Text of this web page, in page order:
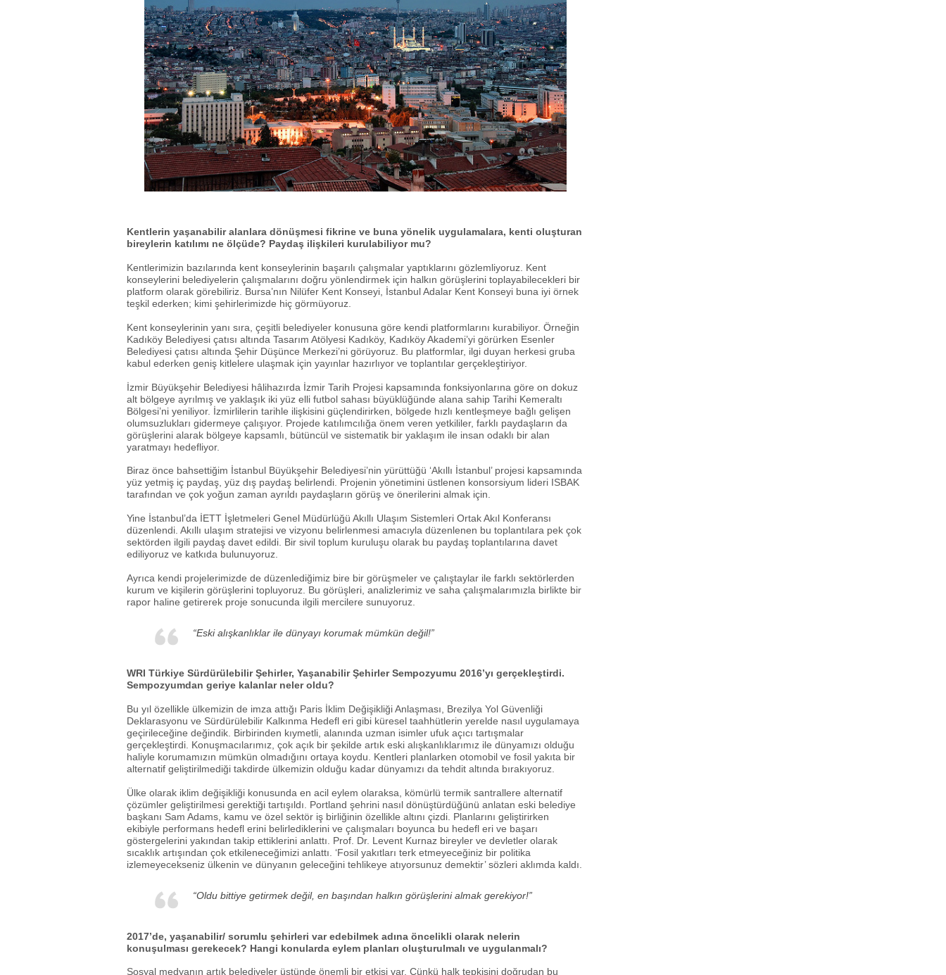
Kentlerin yaşanabilir alanlara dönüşmesi fikrine ve buna yönelik uygulamalara, kenti oluşturan
bireylerin katılımı ne ölçüde? Paydaş ilişkileri kurulabiliyor mu?
Kentlerimizin bazılarında kent konseylerinin başarılı çalışmalar yaptıklarını gözlemliyoruz. Kent
konseylerini belediyelerin çalışmalarını doğru yönlendirmek için halkın görüşlerini toplayabilecekleri bir
platform olarak görebiliriz. Bursa’nın Nilüfer Kent Konseyi, İstanbul Adalar Kent Konseyi buna iyi örnek
teşkil ederken; kimi şehirlerimizde hiç görmüyoruz.
Kent konseylerinin yanı sıra, çeşitli belediyeler konusuna göre kendi platformlarını kurabiliyor. Örneğin
Kadıköy Belediyesi çatısı altında Tasarım Atölyesi Kadıköy, Kadıköy Akademi’yi görürken Esenler
Belediyesi çatısı altında Şehir Düşünce Merkezi’ni görüyoruz. Bu platformlar, ilgi duyan herkesi gruba
kabul ederken geniş kitlelere ulaşmak için yayınlar hazırlıyor ve toplantılar gerçekleştiriyor.
İzmir Büyükşehir Belediyesi hâlihazırda İzmir Tarih Projesi kapsamında fonksiyonlarına göre on dokuz
alt bölgeye ayrılmış ve yaklaşık iki yüz elli futbol sahası büyüklüğünde alana sahip Tarihi Kemeraltı
Bölgesi’ni yeniliyor. İzmirlilerin tarihle ilişkisini güçlendirirken, bölgede hızlı kentleşmeye bağlı gelişen
olumsuzlukları gidermeye çalışıyor. Projede katılımcılığa önem veren yetkililer, farklı paydaşların da
görüşlerini alarak bölgeye kapsamlı, bütüncül ve sistematik bir yaklaşım ile insan odaklı bir alan
yaratmayı hedefliyor.
Biraz önce bahsettiğim İstanbul Büyükşehir Belediyesi’nin yürüttüğü ‘Akıllı İstanbul’ projesi kapsamında
yüz yetmiş iç paydaş, yüz dış paydaş belirlendi. Projenin yönetimini üstlenen konsorsiyum lideri ISBAK
tarafından ve çok yoğun zaman ayrıldı paydaşların görüş ve önerilerini almak için.
Yine İstanbul’da İETT İşletmeleri Genel Müdürlüğü Akıllı Ulaşım Sistemleri Ortak Akıl Konferansı
düzenlendi. Akıllı ulaşım stratejisi ve vizyonu belirlenmesi amacıyla düzenlenen bu toplantılara pek çok
sektörden ilgili paydaş davet edildi. Bir sivil toplum kuruluşu olarak bu paydaş toplantılarına davet
ediliyoruz ve katkıda bulunuyoruz.
Ayrıca kendi projelerimizde de düzenlediğimiz bire bir görüşmeler ve çalıştaylar ile farklı sektörlerden
kurum ve kişilerin görüşlerini topluyoruz. Bu görüşleri, analizlerimiz ve saha çalışmalarımızla birlikte bir
rapor haline getirerek proje sonucunda ilgili mercilere sunuyoruz.
“Eski alışkanlıklar ile dünyayı korumak mümkün değil!”
WRI Türkiye Sürdürülebilir Şehirler, Yaşanabilir Şehirler Sempozyumu 2016’yı gerçekleştirdi.
Sempozyumdan geriye kalanlar neler oldu?
Bu yıl özellikle ülkemizin de imza attığı Paris İklim Değişikliği Anlaşması, Brezilya Yol Güvenliği
Deklarasyonu ve Sürdürülebilir Kalkınma Hedefl eri gibi küresel taahhütlerin yerelde nasıl uygulamaya
geçirileceğine değindik. Birbirinden kıymetli, alanında uzman isimler ufuk açıcı tartışmalar
gerçekleştirdi. Konuşmacılarımız, çok açık bir şekilde artık eski alışkanlıklarımız ile dünyamızı olduğu
haliyle korumamızın mümkün olmadığını ortaya koydu. Kentleri planlarken otomobil ve fosil yakıta bir
alternatif geliştirilmediği takdirde ülkemizin olduğu kadar dünyamızı da tehdit altında bırakıyoruz.
Ülke olarak iklim değişikliği konusunda en acil eylem olaraksa, kömürlü termik santrallere alternatif
çözümler geliştirilmesi gerektiği tartışıldı. Portland şehrini nasıl dönüştürdüğünü anlatan eski belediye
başkanı Sam Adams, kamu ve özel sektör iş birliğinin özellikle altını çizdi. Planlarını geliştirirken
ekibiyle performans hedefl erini belirlediklerini ve çalışmaları boyunca bu hedefl eri ve başarı
göstergelerini yakından takip ettiklerini anlattı. Prof. Dr. Levent Kurnaz bireyler ve devletler olarak
sıcaklık artışından çok etkileneceğimizi anlattı. ‘Fosil yakıtları terk etmeyeceğiniz bir politika
izlemeyecekseniz ülkenin ve dünyanın geleceğini tehlikeye atıyorsunuz demektir’ sözleri aklımda kaldı.
“Oldu bittiye getirmek değil, en başından halkın görüşlerini almak gerekiyor!”
2017’de, yaşanabilir/ sorumlu şehirleri var edebilmek adına öncelikli olarak nelerin
konuşulması gerekecek? Hangi konularda eylem planları oluşturulmalı ve uygulanmalı?
Sosyal medyanın artık belediyeler üstünde önemli bir etkisi var. Çünkü halk tepkisini doğrudan bu